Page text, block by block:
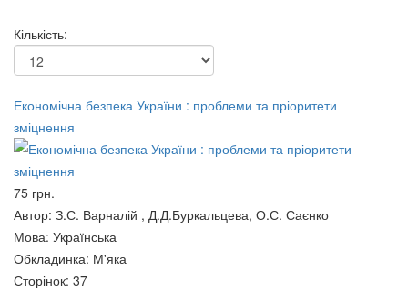
СТАТИСТИКА З MICROSOFT
EXCEL
400 грн.
анатомо-фізіологічні
Кількість:
Економічна безпека України : проблеми та пріоритети
зміцнення
75 грн.
Автор: З.С. Варналій , Д.Д.Буркальцева, О.С. Саєнко
Мова: Українська
Обкладинка: М'яка
Сторінок: 37